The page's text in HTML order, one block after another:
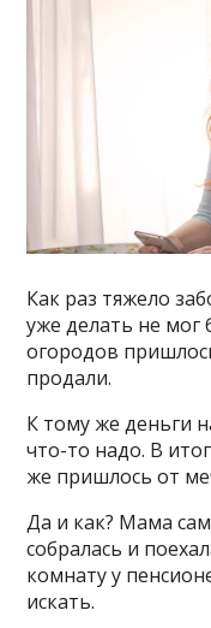
Как раз тяжело
уже делать не мог
огородов
продали.
К тому же деньги
что-то надо. В
же пришлось от
Да и как? Мама
собралась и
комнату у
искать.